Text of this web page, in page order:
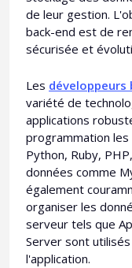
de leur gestion.
back-end est de
sécurisée et
Les développeurs
variété de
applications
programmation les
Python, Ruby,
données comme
également
organiser les
serveur tels que
Server sont
l'application.